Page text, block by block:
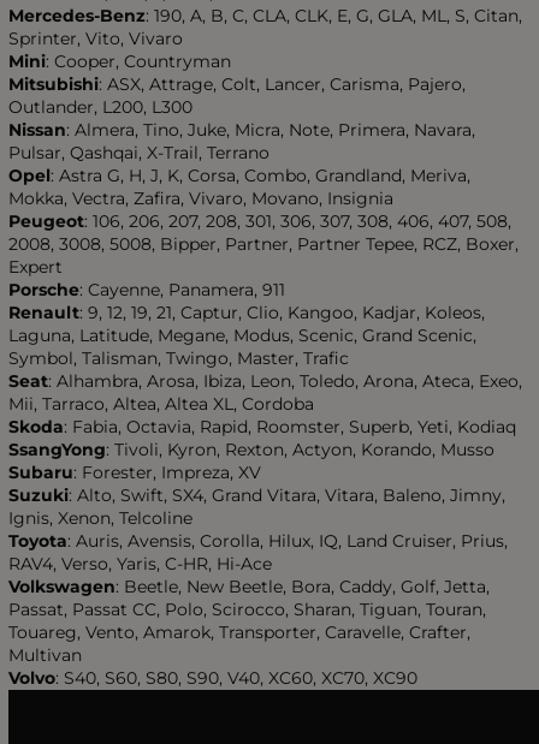
Mercedes-Benz: 190, A, B, C, CLA, CLK, E, G, GLA, ML, S, Citan,
Sprinter, Vito, Vivaro
Mini: Cooper, Countryman
Mitsubishi: ASX, Attrage, Colt, Lancer, Carisma, Pajero,
Outlander, L200, L300
Nissan: Almera, Tino, Juke, Micra, Note, Primera, Navara,
Pulsar, Qashqai, X-Trail, Terrano
Opel: Astra G, H, J, K, Corsa, Combo, Grandland, Meriva,
Mokka, Vectra, Zafira, Vivaro, Movano, Insignia
Peugeot: 106, 206, 207, 208, 301, 306, 307, 308, 406, 407, 508,
2008, 3008, 5008, Bipper, Partner, Partner Tepee, RCZ, Boxer,
Expert
Porsche: Cayenne, Panamera, 911
Renault: 9, 12, 19, 21, Captur, Clio, Kangoo, Kadjar, Koleos,
Laguna, Latitude, Megane, Modus, Scenic, Grand Scenic,
Symbol, Talisman, Twingo, Master, Trafic
Seat: Alhambra, Arosa, Ibiza, Leon, Toledo, Arona, Ateca, Exeo,
Mii, Tarraco, Altea, Altea XL, Cordoba
Skoda: Fabia, Octavia, Rapid, Roomster, Superb, Yeti, Kodiaq
SsangYong: Tivoli, Kyron, Rexton, Actyon, Korando, Musso
Subaru: Forester, Impreza, XV
Suzuki: Alto, Swift, SX4, Grand Vitara, Vitara, Baleno, Jimny,
Ignis, Xenon, Telcoline
Toyota: Auris, Avensis, Corolla, Hilux, IQ, Land Cruiser, Prius,
RAV4, Verso, Yaris, C-HR, Hi-Ace
Volkswagen: Beetle, New Beetle, Bora, Caddy, Golf, Jetta,
Passat, Passat CC, Polo, Scirocco, Sharan, Tiguan, Touran,
Touareg, Vento, Amarok, Transporter, Caravelle, Crafter,
Multivan
Volvo: S40, S60, S80, S90, V40, XC60, XC70, XC90